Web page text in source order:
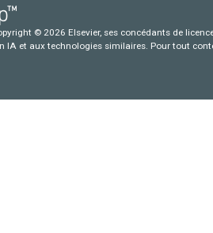
© 2026 Elsevier, ses concédants de
IA et aux technologies similaires. Pour tout